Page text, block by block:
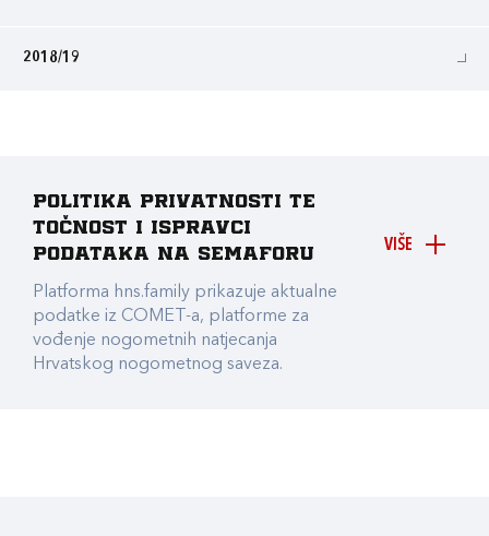
2018/19
VIŠE
Politika privatnosti te
točnost i ispravci
podataka na Semaforu
Platforma hns.family prikazuje aktualne
podatke iz COMET-a, platforme za
vođenje nogometnih natjecanja
Hrvatskog nogometnog saveza.